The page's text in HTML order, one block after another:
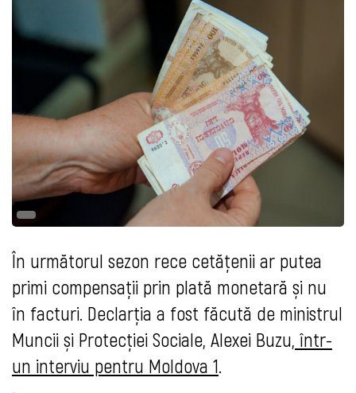
În următorul sezon rece cetățenii ar putea
primi compensații prin plată monetară și nu
în facturi. Declarția a fost făcută de ministrul
Muncii și Protecției Sociale, Alexei Buzu, într-
un interviu pentru Moldova 1.